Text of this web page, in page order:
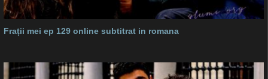
Frații mei ep 129 online subtitrat in romana